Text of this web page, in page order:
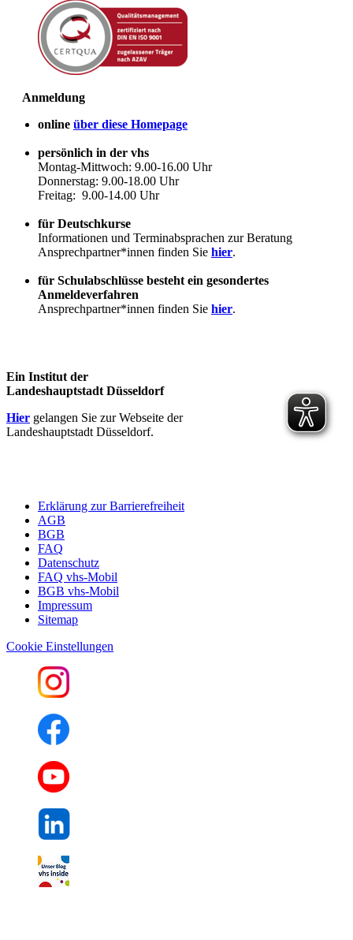
Anmeldung
online über diese Homepage
persönlich in der vhs
Montag-Mittwoch: 9.00-16.00 Uhr
Donnerstag: 9.00-18.00 Uhr
Freitag: 9.00-14.00 Uhr
für Deutschkurse
Informationen und Terminabsprachen zur Beratung
Ansprechpartner*innen finden Sie hier.
für Schulabschlüsse besteht ein gesondertes
Anmeldeverfahren
Ansprechpartner*innen finden Sie hier.
Ein Institut der
Landeshauptstadt Düsseldorf
Hier gelangen Sie zur Webseite der
Landeshauptstadt Düsseldorf.
Erklärung zur Barrierefreiheit
AGB
BGB
FAQ
Datenschutz
FAQ vhs-Mobil
BGB vhs-Mobil
Impressum
Sitemap
Cookie Einstellungen